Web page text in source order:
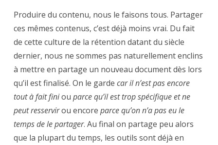
Produire du contenu, nous le faisons tous. Partager
ces mêmes contenus, c’est déjà moins vrai. Du fait
de cette culture de la rétention datant du siècle
dernier, nous ne sommes pas naturellement enclins
à mettre en partage un nouveau document dès lors
qu’il est finalisé. On le garde car il n’est pas encore
tout à fait finiou parce qu’il est trop spécifique et ne
peut resservirou encore parce qu’on n’a pas eu le
temps de le partager. Au final on partage peu alors
que la plupart du temps, les outils sont déjà en